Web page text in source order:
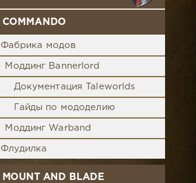
COMMANDO
Фабрика модов
Моддинг Bannerlord
Документация Taleworlds
Гайды по мододелию
Моддинг Warband
Флудилка
MOUNT AND BLADE